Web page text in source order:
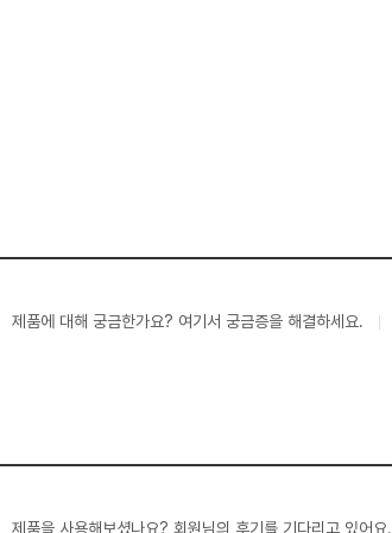
제품에 대해 궁금한가요? 여기서 궁금증을 해결하세요.
제품을 사용해보셨나요? 회원님의 후기를 기다리고 있어요.